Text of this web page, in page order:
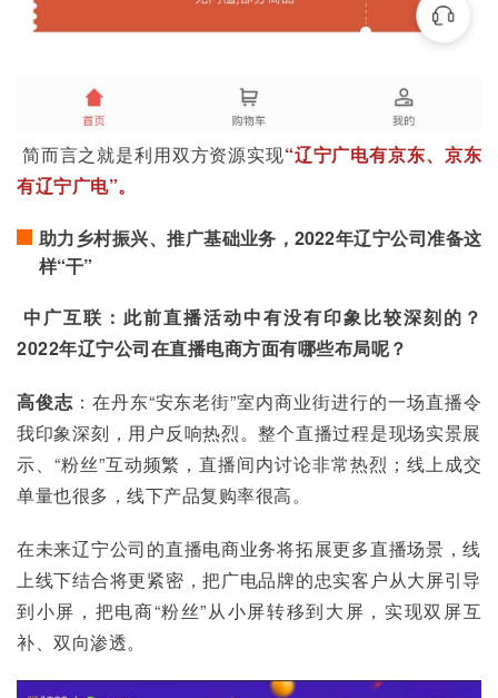
简而言之就是利用双方资源实现“辽宁广电有京东、京东
有辽宁广电”。
助力乡村振兴、推广基础业务，2022年辽宁公司准备这
样“干”
中广互联：此前直播活动中有没有印象比较深刻的？
2022年辽宁公司在直播电商方面有哪些布局呢？
高俊志：在丹东“安东老街”室内商业街进行的一场直播令
我印象深刻，用户反响热烈。整个直播过程是现场实景展
示、“粉丝”互动频繁，直播间内讨论非常热烈；线上成交
单量也很多，线下产品复购率很高。
在未来辽宁公司的直播电商业务将拓展更多直播场景，线
上线下结合将更紧密，把广电品牌的忠实客户从大屏引导
到小屏，把电商“粉丝”从小屏转移到大屏，实现双屏互
补、双向渗透。